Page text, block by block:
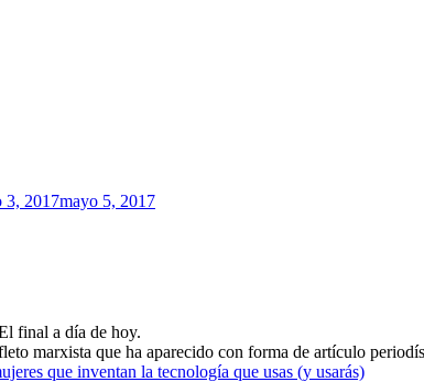
3, 2017mayo 5, 2017
final a día de hoy.
marxista que ha aparecido con forma de artículo
que inventan la tecnología que usas (y usarás)